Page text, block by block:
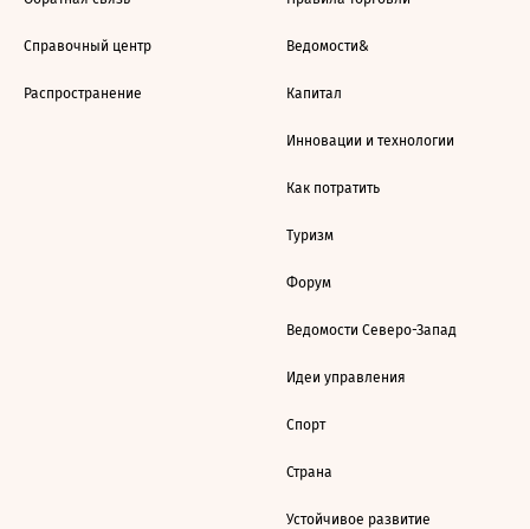
Справочный центр
Распространение
Ведомости&
Капитал
Инновации и технологии
Как потратить
Туризм
Форум
Ведомости Северо-Запад
Идеи управления
Спорт
Страна
Устойчивое развитие